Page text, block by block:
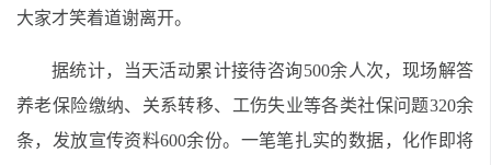
大家才笑着道谢离开。
据统计，当天活动累计接待咨询500余人次，现场解答
养老保险缴纳、关系转移、工伤失业等各类社保问题320余
条，发放宣传资料600余份。一笔笔扎实的数据，化作即将